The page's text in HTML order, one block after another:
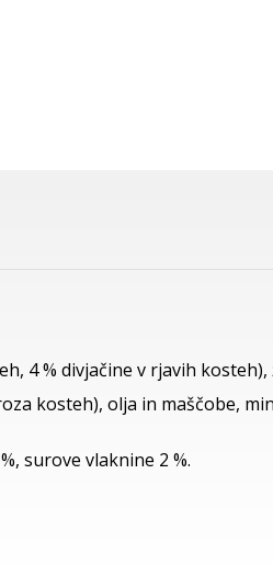
4 % divjačine v rjavih
kosteh), olja in maščobe,
surove vlaknine 2 %.